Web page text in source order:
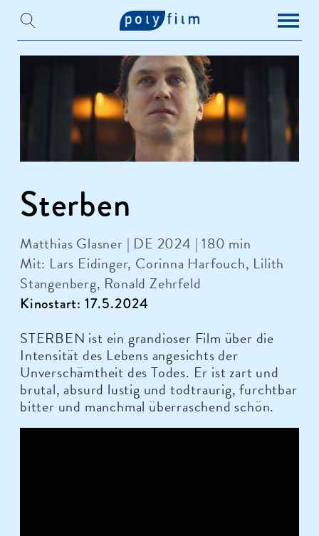
Sterben
Matthias Glasner | DE 2024 | 180 min
Mit: Lars Eidinger, Corinna Harfouch, Lilith
Stangenberg, Ronald Zehrfeld
Kinostart: 17.5.2024
STERBEN ist ein grandioser Film über die
Intensität des Lebens angesichts der
Unverschämtheit des Todes. Er ist zart und
brutal, absurd lustig und todtraurig, furchtbar
bitter und manchmal überraschend schön.